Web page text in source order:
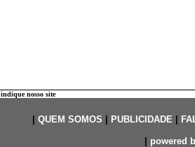
indique nosso site
QUEM SOMOS PUBLICIDADE|
powered